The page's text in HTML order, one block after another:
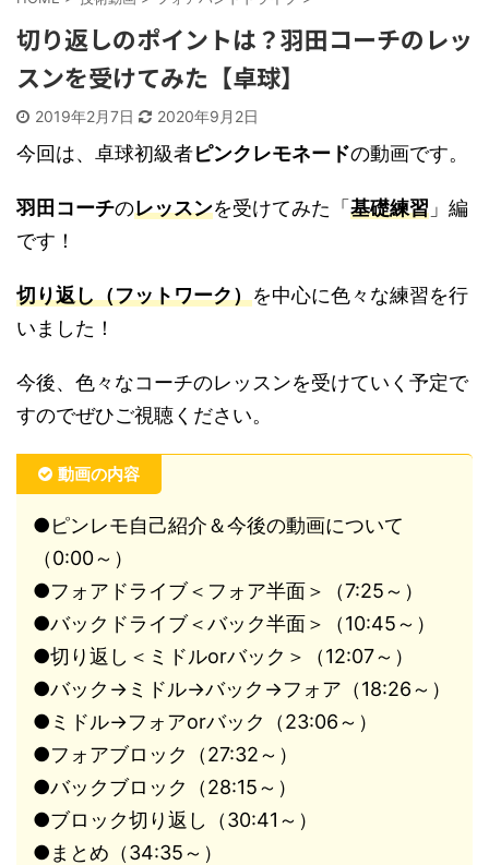
切り返しのポイントは？羽田コーチのレッ
スンを受けてみた【卓球】
2019年2月7日 2020年9月2日
今回は、卓球初級者ピンクレモネードの動画です。
羽田コーチのレッスンを受けてみた「 基礎練習 」編
です！
切り返し（フットワーク）を中心に色々な練習を行
いました！
今後、色々なコーチのレッスンを受けていく予定で
すのでぜひご視聴ください。
動画の内容
●ピンレモ自己紹介＆今後の動画について
（0:00～）
●フォアドライブ＜フォア半面＞（7:25～）
●バックドライブ＜バック半面＞（10:45～）
●切り返し＜ミドルorバック＞（12:07～）
●バック→ミドル→バック→フォア（18:26～）
●ミドル→フォアorバック（23:06～）
●フォアブロック（27:32～）
●バックブロック（28:15～）
●ブロック切り返し（30:41～）
●まとめ（34:35～）